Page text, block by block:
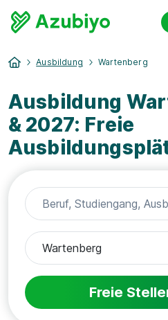
Ausbildung Wartenberg
Ausbildung
& 2027: Freie
Freie